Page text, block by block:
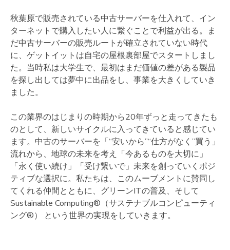
秋葉原で販売されている中古サーバーを仕入れて、イン
ターネットで購入したい人に繋ぐことで利益が出る。ま
だ中古サーバーの販売ルートが確立されていない時代
に、ゲットイットは自宅の屋根裏部屋でスタートしまし
た。当時私は大学生で、最初はまだ価値の差がある製品
を探し出しては夢中に出品をし、事業を大きくしていき
ました。
この業界のはじまりの時期から20年ずっと走ってきたも
のとして、新しいサイクルに入ってきていると感じてい
ます。中古のサーバーを「“安いから”“仕方がなく”買う」
流れから、地球の未来を考え「今あるものを大切に」
「永く使い続け」「受け繋いで」未来を創っていくポジ
ティブな選択に。私たちは、このムーブメントに賛同し
てくれる仲間とともに、グリーンITの普及、そして
Sustainable Computing®（サステナブルコンピューティ
ング®） という世界の実現をしていきます。